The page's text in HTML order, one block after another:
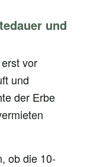
und
vor
und
der Erbe
ob die 10-